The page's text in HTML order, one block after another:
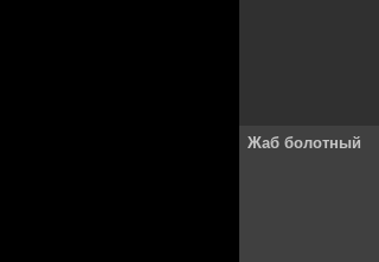
Жаб болотный